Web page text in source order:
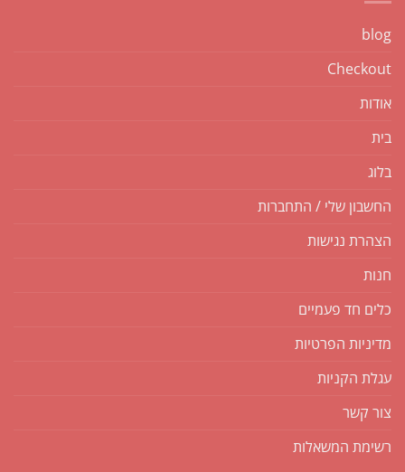
blog
Checkout
אודות
בית
בלוג
החשבון שלי / התחברות
הצהרת נגישות
חנות
כלים חד פעמיים
מדיניות הפרטיות
עגלת הקניות
צור קשר
רשימת המשאלות